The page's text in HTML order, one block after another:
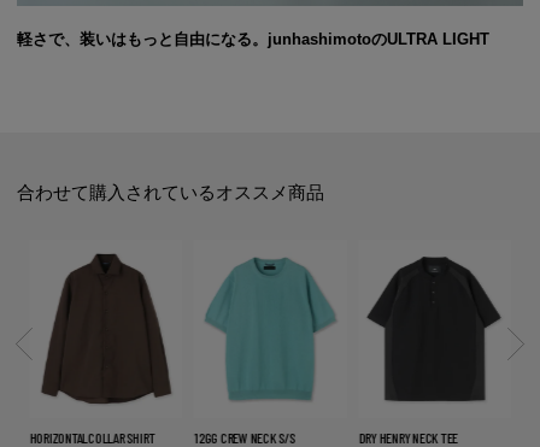
軽さで、装いはもっと自由になる。junhashimotoのULTRA LIGHT
合わせて購入されているオススメ商品
HORIZONTALCOLLAR SHIRT 12GG CREW NECK S/S DRY HENRY NECK TEE